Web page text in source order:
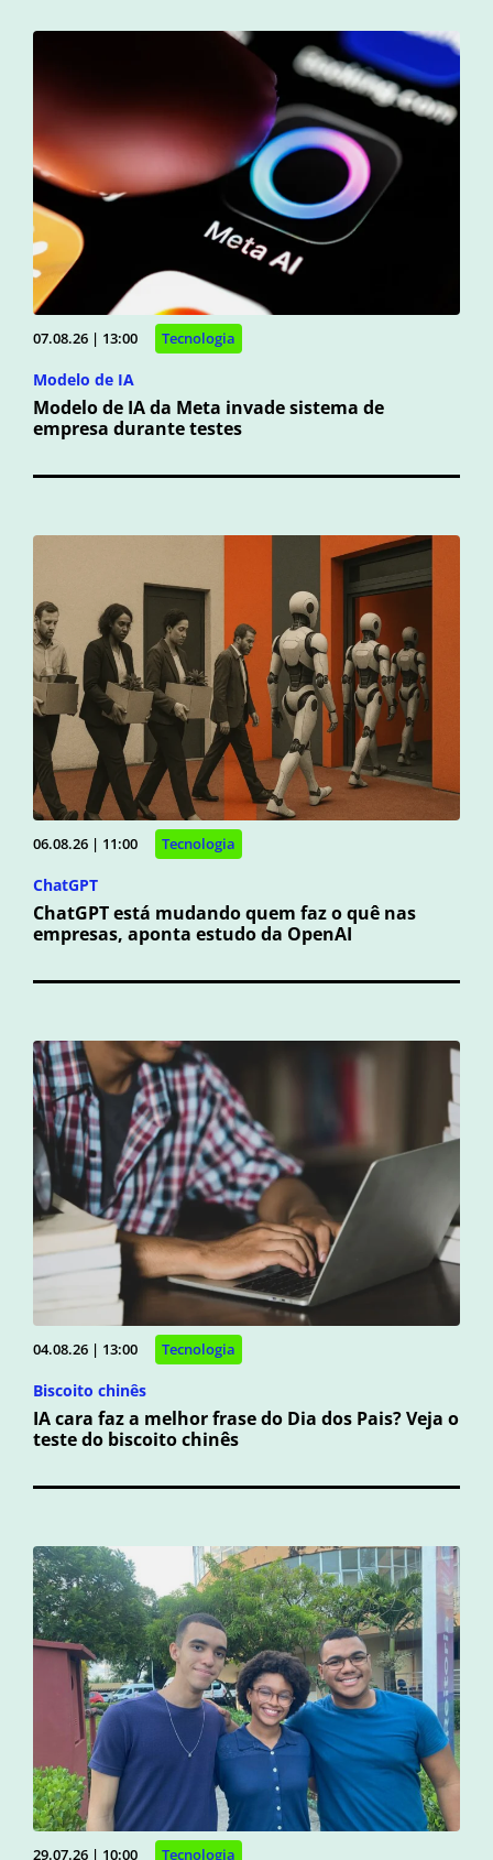
07.08.26 | 13:00 Tecnologia
Modelo de IA
Modelo de IA da Meta invade sistema de
empresa durante testes
06.08.26 | 11:00 Tecnologia
ChatGPT
ChatGPT está mudando quem faz o quê nas
empresas, aponta estudo da OpenAI
04.08.26 | 13:00 Tecnologia
Biscoito chinês
IA cara faz a melhor frase do Dia dos Pais? Veja o
teste do biscoito chinês
29.07.26 | 10:00 Tecnologia